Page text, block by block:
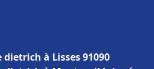
à Lisses 91090